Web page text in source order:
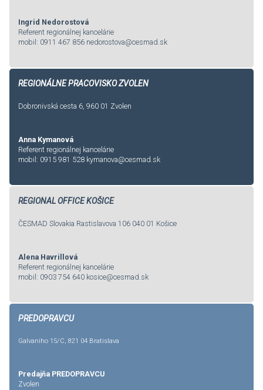
Ingrid Nedorostová
Referent regionálnej kancelárie
mobil: 0911 467 856 nedorostova@cesmad.sk
REGIONÁLNE PRACOVISKO ZVOLEN
Dobronivská cesta 6, 960 01 Zvolen
Anna Kymanová
Referent regionálnej kancelárie
mobil: 0915 981 528 kymanova@cesmad.sk
REGIONAL OFFICE KOŠICE
ČESMAD Slovakia Rastislavova 106 040 01 Košice
Alena Havrillová
Referent regionálnej kancelárie
mobil: 0903 754 640 kosice@cesmad.sk
PREDOPRAVCU
Galvaniho 15/C, 821 04 Bratislava
Predajňa PREDOPRAVCU
Zvolen